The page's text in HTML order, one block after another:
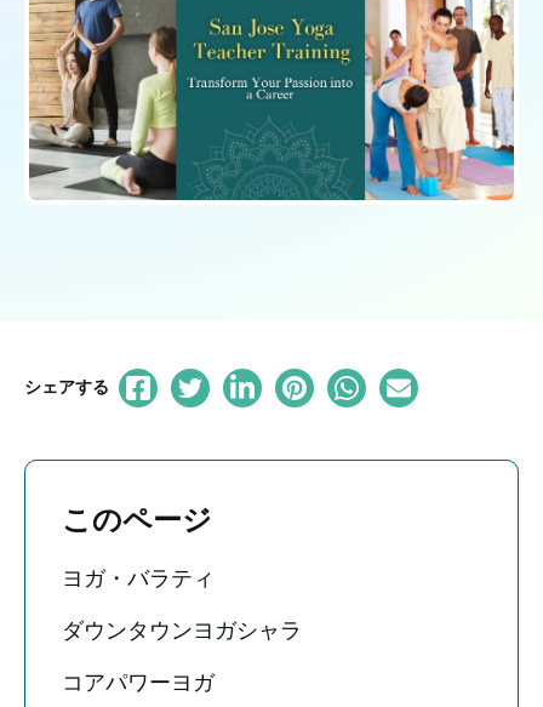
シェアする
このページ
ヨガ・バラティ
ダウンタウンヨガシャラ
コアパワーヨガ